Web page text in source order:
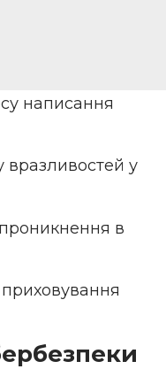
написання
вразливостей у
в